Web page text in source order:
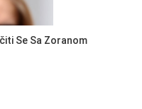
Se Sa Zoranom